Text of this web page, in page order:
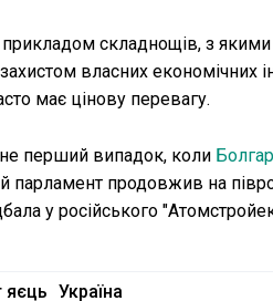
прикладом складнощів, з
власних економічних
має цінову перевагу.
перший випадок, коли
парламент продовжив на
у російського
яєць Україна